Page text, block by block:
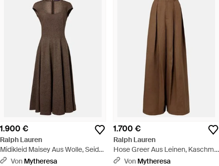
1.900 €
Ralph Lauren
Midikleid Maisey Aus Wolle, Seide
Und Kaschmir - Braun
Von Mytheresa
1.700 €
Ralph Lauren
Hose Greer Aus Leinen, Kaschmir
Und Seide - Braun
Von Mytheresa